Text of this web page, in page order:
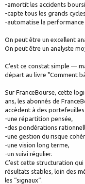
-amortit les accidents
-capte tous les grands
-automatise la
On peut être un excellent
On peut être un analyste
C’est ce constat simple —
départ au livre "Comment
Sur FranceBourse, cette
ans, les abonnés de
accèdent à des
-une répartition pensée,
-des pondérations
-une gestion du risque
-une vision long terme,
-un suivi régulier.
C’est cette structuration
résultats stables, loin des
les “signaux”.